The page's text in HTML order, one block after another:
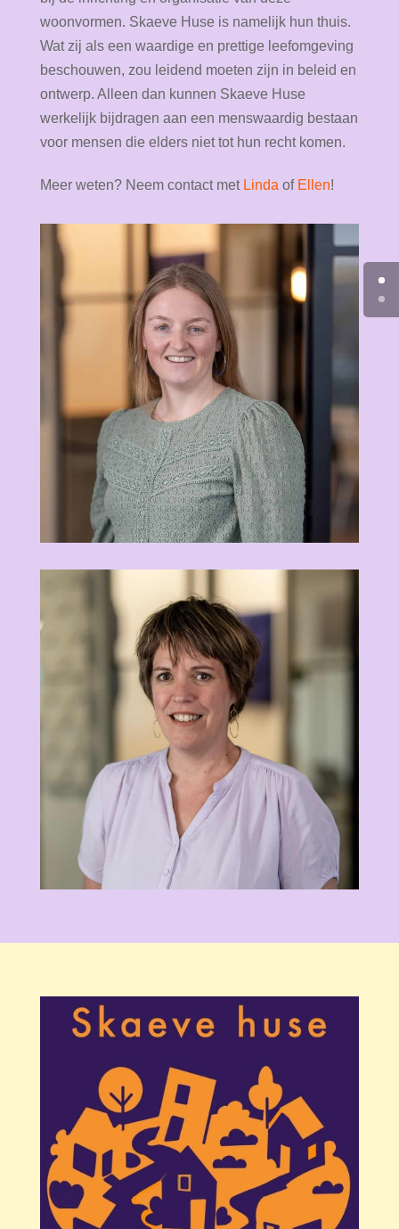
woonvormen. Skaeve Huse is namelijk hun thuis.
Wat zij als een waardige en prettige leefomgeving
beschouwen, zou leidend moeten zijn in beleid en
ontwerp. Alleen dan kunnen Skaeve Huse
werkelijk bijdragen aan een menswaardig bestaan
voor mensen die elders niet tot hun recht komen.
Meer weten? Neem contact metLinda of Ellen!